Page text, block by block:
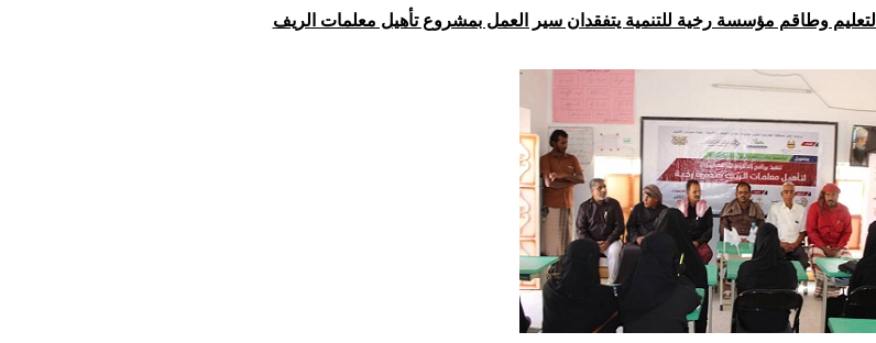
والتعليم وطاقم مؤسسة رخية للتنمية يتفقدان سير العمل بمشروع تأهيل معلمات الريف